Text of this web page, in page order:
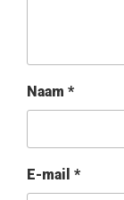
Naam *
E-mail *